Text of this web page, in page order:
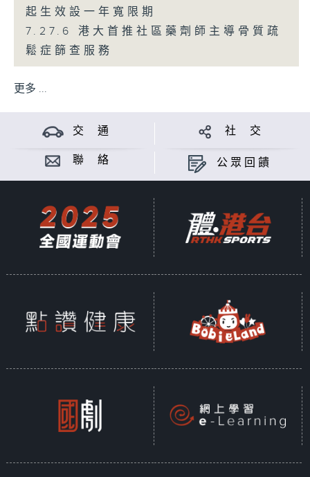
起生效設一年寬限期
7.27.6 港大首推社區藥劑師主導骨質疏
鬆症篩查服務
更多 ...
交 通 社 交
聯 絡 公眾回饋